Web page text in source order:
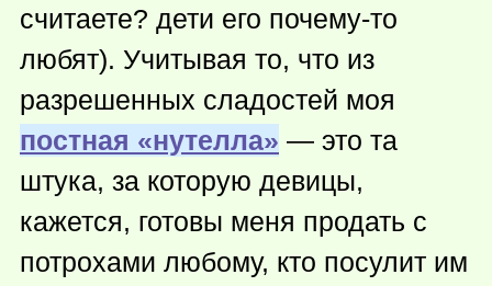
считаете? дети его почему-то
любят). Учитывая то, что из
разрешенных сладостей моя
постная «нутелла» — это та
штука, за которую девицы,
кажется, готовы меня продать с
потрохами любому, кто посулит им